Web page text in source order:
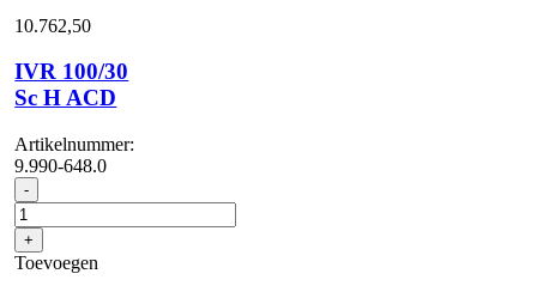
aantal
10.762,50
IVR 100/30
Sc H ACD
Artikelnummer:
9.990-648.0
- IVR
100/30
Sc
H
ACD
+
Toevoegen